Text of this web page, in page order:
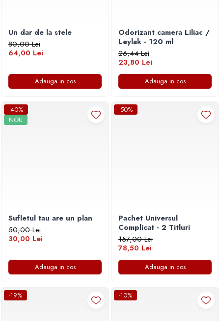
Un dar de la stele
80,00 Lei
64,00 Lei
Adauga in cos
Odorizant camera Liliac /
Leylak - 120 ml
26,44 Lei
23,80 Lei
Adauga in cos
-40%
NOU
Sufletul tau are un plan
50,00 Lei
30,00 Lei
Adauga in cos
-50%
Pachet Universul
Complicat - 2 Titluri
157,00 Lei
78,50 Lei
Adauga in cos
-19% -10%